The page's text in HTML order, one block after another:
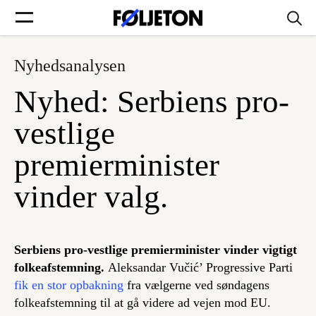
Forsider
Føljetoner
Søg
Min side
Log ind
Nyhedsanalysen
Nyhed: Serbiens pro-
vestlige
premierminister
vinder valg.
Serbiens pro-vestlige premierminister vinder vigtigt
folkeafstemning. Aleksandar Vučić’ Progressive Parti
fik en stor opbakning fra vælgerne ved søndagens
folkeafstemning til at gå videre ad vejen mod EU.